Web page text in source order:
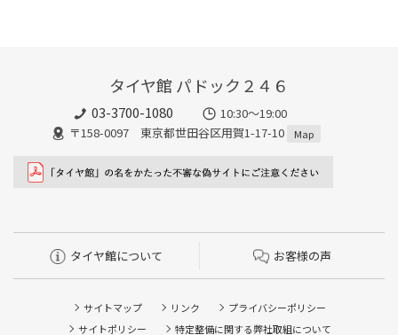
タイヤ館 パドック２４６
03-3700-1080
10:30～19:00
〒158-0097 東京都世田谷区用賀1-17-10
Map
タイヤ館について お客様の声
サイトマップ リンク
プライバシーポリシー
サイトポリシー
特定整備に関する弊社取組について